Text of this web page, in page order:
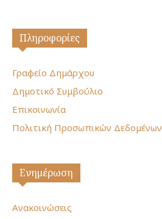
Πληροφορίες
Γραφείο Δημάρχου
Δημοτικό Συμβούλιο
Επικοινωνία
Πολιτική Προσωπικών Δεδομένων
Ενημέρωση
Ανακοινώσεις